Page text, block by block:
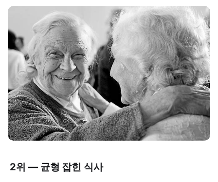
2위 — 균형 잡힌 식사